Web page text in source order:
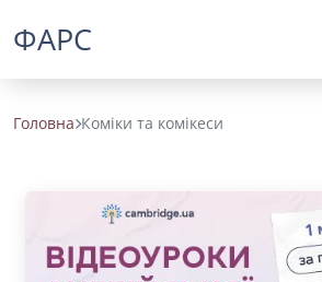
ФАРС
Головна Коміки та комікеси